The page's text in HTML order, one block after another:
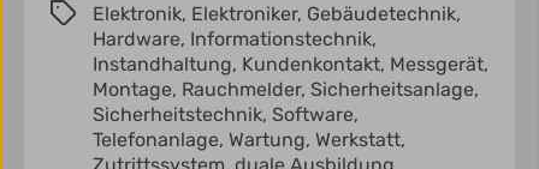
Elektronik, Elektroniker, Gebäudetechnik,
Hardware, Informationstechnik,
Instandhaltung, Kundenkontakt, Messgerät,
Montage, Rauchmelder, Sicherheitsanlage,
Sicherheitstechnik, Software,
Telefonanlage, Wartung, Werkstatt,